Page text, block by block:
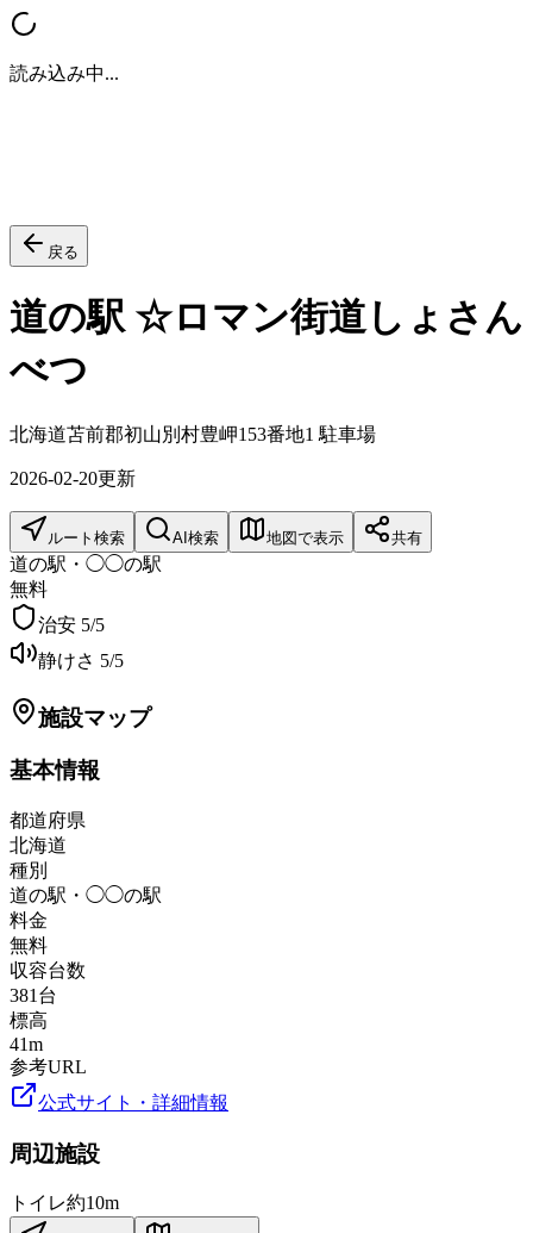
読み込み中...
戻る
道の駅 ☆ロマン街道しょさん
べつ
北海道苫前郡初山別村豊岬153番地1 駐車場
2026-02-20更新
ルート検索 AI検索 地図で表示 共有
道の駅・◯◯の駅
無料
治安 5/5
静けさ 5/5
施設マップ
基本情報
都道府県
北海道
種別
道の駅・◯◯の駅
料金
無料
収容台数
381 台
標高
41m
参考URL
公式サイト・詳細情報
周辺施設
トイレ約10m